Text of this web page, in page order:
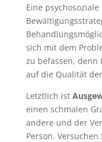
Eine
sich mit dem
zu befassen,
auf die Qualität
Letztlich ist
einen schmalen
andere und der
Person.